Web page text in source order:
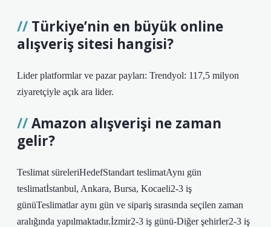
Türkiye’nin en büyük online
alışveriş sitesi hangisi?
Lider platformlar ve pazar payları: Trendyol: 117,5 milyon
ziyaretçiyle açık ara lider.
Amazon alışverişi ne zaman
gelir?
Teslimat süreleriHedefStandart teslimatAynı gün
teslimatİstanbul, Ankara, Bursa, Kocaeli2-3 iş
günüTeslimatlar aynı gün ve sipariş sırasında seçilen zaman
aralığında yapılmaktadır.İzmir2-3 iş günü-Diğer şehirler2-3 iş